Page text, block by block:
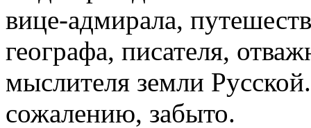
вице-адмирала,
географа, писателя,
мыслителя земли
сожалению, забыто.